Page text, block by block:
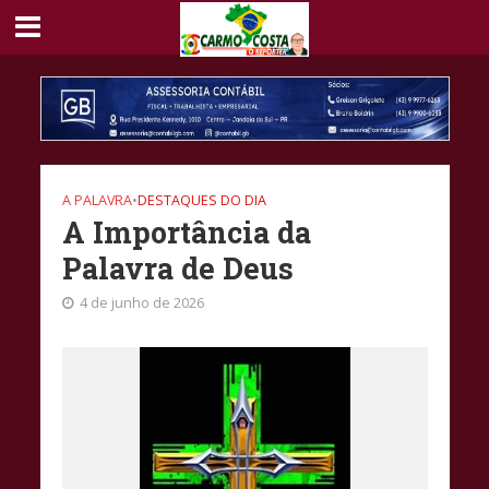
A PALAVRA•DESTAQUES DO DIA
A Importância da
Palavra de Deus
4 de junho de 2026